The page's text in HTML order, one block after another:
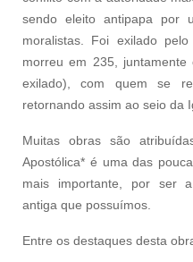
sendo eleito antipapa por
moralistas. Foi exilado
morreu em 235,
exilado), com quem se
retornando assim ao seio da
Muitas obras são
Apostólica* é uma das
mais importante, por ser
antiga que possuímos.
Entre os destaques desta